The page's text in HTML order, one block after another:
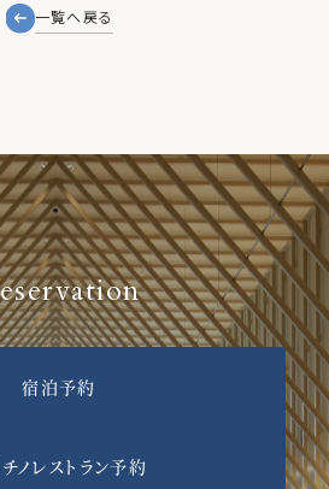
一覧へ戻る
宿泊予約
ノレストラン予約